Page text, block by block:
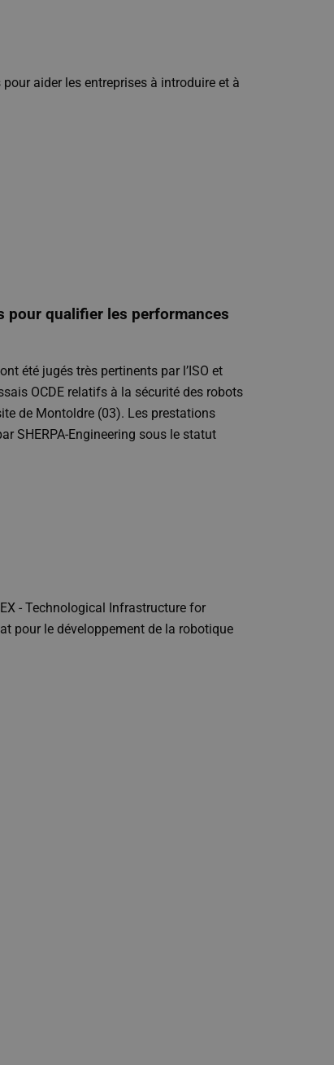
aider les entreprises à introduire et à
pour qualifier les performances
été jugés très pertinents par l’ISO et
OCDE relatifs à la sécurité des robots
de Montoldre (03). Les prestations
SHERPA-Engineering sous le statut
- Technological Infrastructure for
pour le développement de la robotique